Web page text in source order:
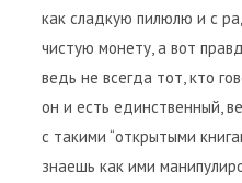
как сладкую пилюлю и с
чистую монету, а вот
ведь не всегда тот, кто
он и есть единственный,
с такими “открытыми
знаешь как ими